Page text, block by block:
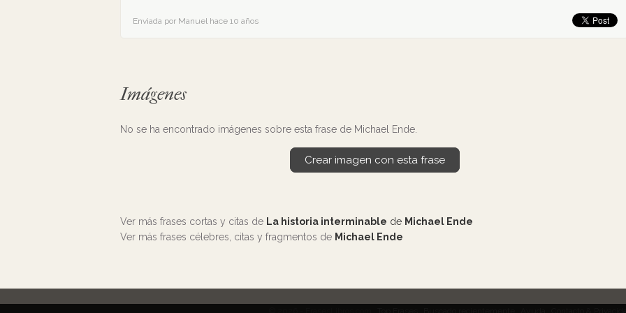
Enviada por Manuel hace 10 años
Imágenes
No se ha encontrado imágenes sobre esta frase de Michael Ende.
Crear imagen con esta frase
Ver más frases cortas y citas de La historia interminable de Michael Ende
Ver más frases célebres, citas y fragmentos de Michael Ende